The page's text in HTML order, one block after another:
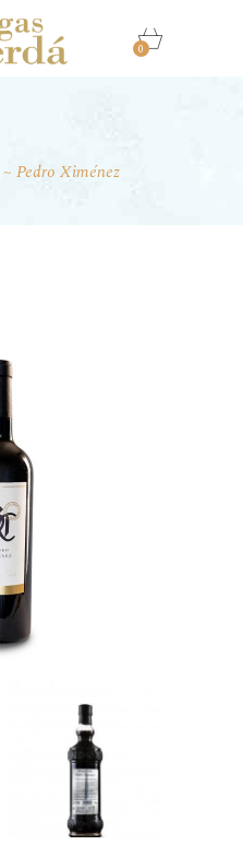
0
Pedro Ximénez